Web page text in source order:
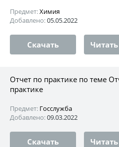
Предмет:Химия
Добавлено:05.05.2022
Скачать
Отчет по практике по теме
практике
Предмет: Госслужба
Добавлено:09.03.2022
Скачать